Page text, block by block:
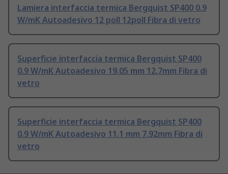
Lamiera interfaccia termica Bergquist SP400 0.9
W/mK Autoadesivo 12 poll 12poll Fibra di vetro
Superficie interfaccia termica Bergquist SP400
0.9 W/mK Autoadesivo 19.05 mm 12.7mm Fibra di
vetro
Superficie interfaccia termica Bergquist SP400
0.9 W/mK Autoadesivo 11.1 mm 7.92mm Fibra di
vetro